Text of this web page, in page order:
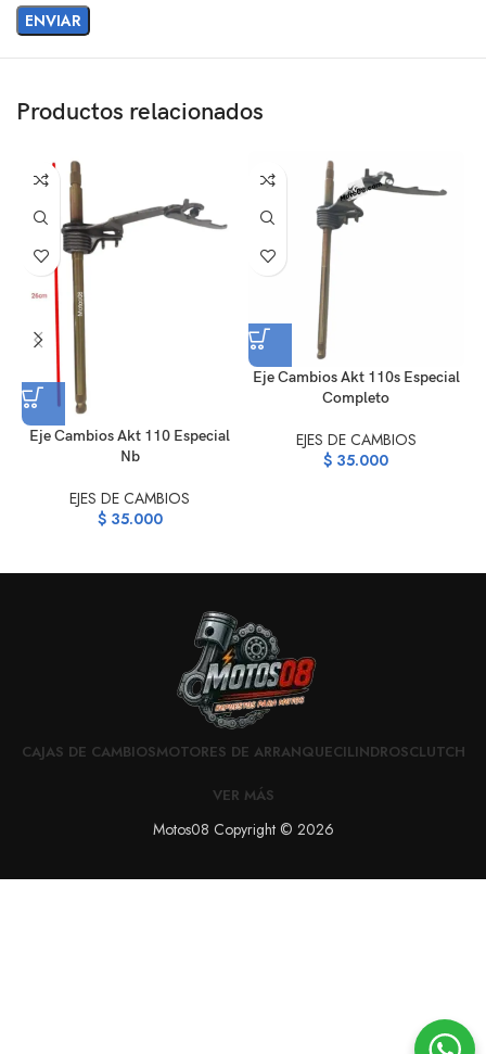
Productos relacionados
Eje Cambios Akt 110 Especial
Nb
EJES DE CAMBIOS
$35.000
Eje Cambios Akt 110s Especial
Completo
EJES DE CAMBIOS
$ 35.000
CAJAS DE CAMBIOSMOTORES DE ARRANQUECILINDROSCLUTCH
VER MÁS
Motos08 Copyright © 2026